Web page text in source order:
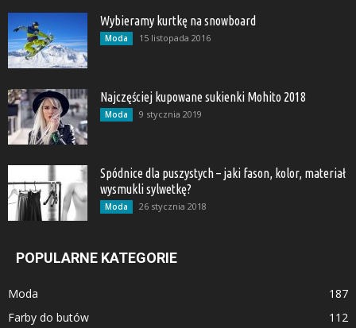
Wybieramy kurtkę na snowboard
Moda 15 listopada 2016
Najczęściej kupowane sukienki Mohito 2018
Moda 9 stycznia 2019
Spódnice dla puszystych – jaki fason, kolor, materiał
wysmukli sylwetkę?
Moda 26 stycznia 2018
POPULARNE KATEGORIE
Moda
187
Farby do butów
112